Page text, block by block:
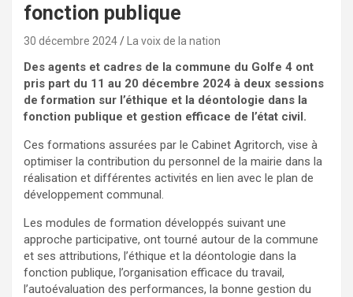
fonction publique
30 décembre 2024 La voix de la nation
Des agents et cadres de la commune du Golfe 4 ont
pris part du 11 au 20 décembre 2024 à deux sessions
de formation sur l’éthique et la déontologie dans la
fonction publique et gestion efficace de l’état civil.
Ces formations assurées par le Cabinet Agritorch, vise à
optimiser la contribution du personnel de la mairie dans la
réalisation et différentes activités en lien avec le plan de
développement communal.
Les modules de formation développés suivant une
approche participative, ont tourné autour de la commune
et ses attributions, l’éthique et la déontologie dans la
fonction publique, l’organisation efficace du travail,
l’autoévaluation des performances, la bonne gestion du